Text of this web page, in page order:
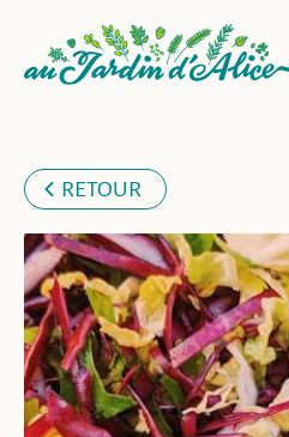
RETOUR